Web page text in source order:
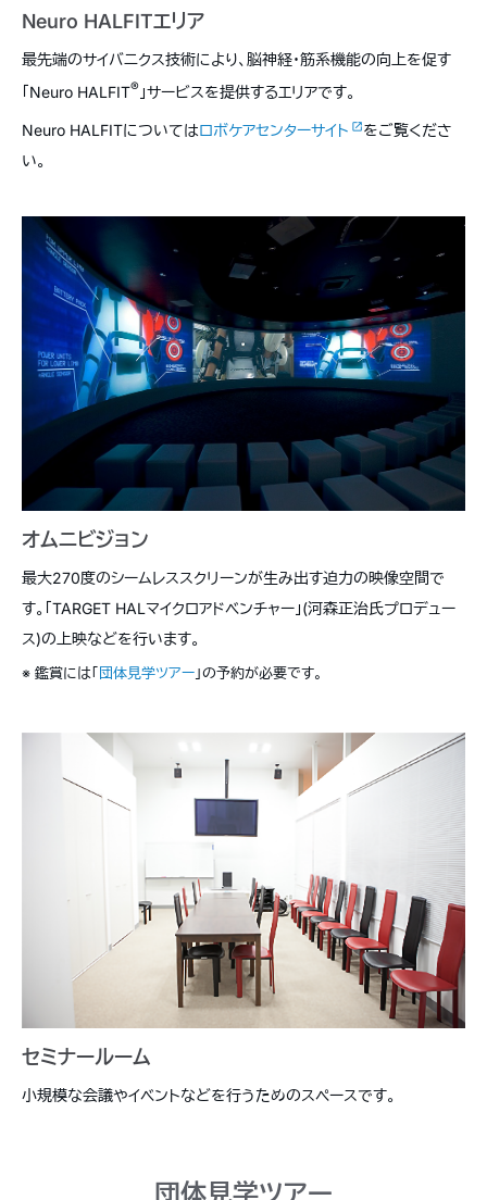
Neuro HALFITエリア
最先端のサイバニクス技術により、脳神経・筋系機能の向上を促す
「Neuro HALFIT® 」サービスを提供するエリアです。
Neuro HALFITについてはロボケアセンターサイト
をご覧くださ
い。
オムニビジョン
最大270度のシームレススクリーンが生み出す迫力の映像空間で
す。「TARGET HALマイクロアドベンチャー」(河森正治氏プロデュー
ス)の上映などを行います。
※ 鑑賞には「 団体見学ツアー 」の予約が必要です。
セミナールーム
小規模な会議やイベントなどを行うためのスペースです。